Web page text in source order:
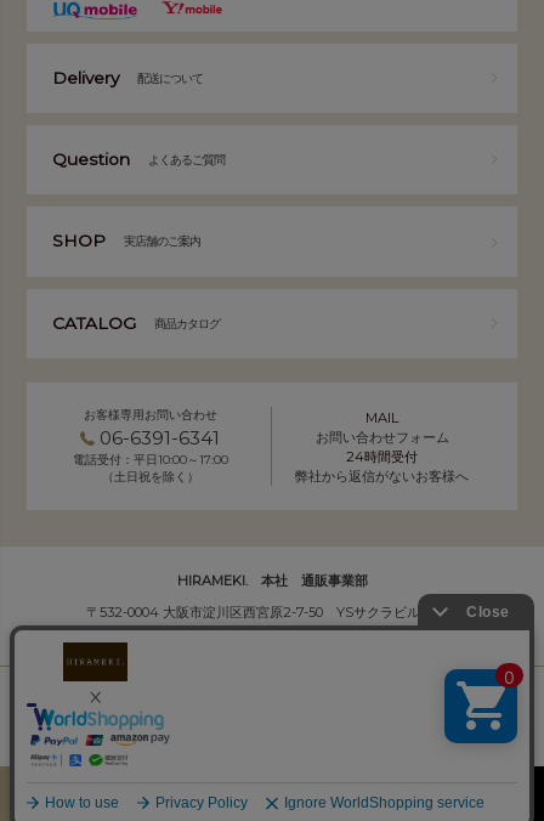
Delivery 配送について
Question よくあるご質問
SHOP 実店舗のご案内
CATALOG 商品カタログ
お客様専用お問い合わせ
06-6391-6341
電話受付：平日10:00～17:00
（土日祝を除く）
MAIL
お問い合わせフォーム
24時間受付
弊社から返信がないお客様へ
HIRAMEKI. 本社 通販事業部
〒532-0004 大阪市淀川区西宮原2-7-50 YSサクラビル B1F
株式会社サクラ衣料 HIRAMEKI.事業部
Copyright (C) HIRAMEKI. All Rights Reserved.